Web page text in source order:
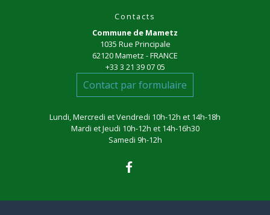
Contacts
Commune de Mametz
1035 Rue Principale
62120 Mametz - FRANCE
+33 3 21 39 07 05
Contact par formulaire
Lundi, Mercredi et Vendredi 10h-12h et 14h-18h
Mardi et Jeudi 10h-12h et 14h-16h30
Samedi 9h-12h